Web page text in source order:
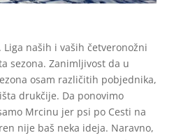
naših i vaših četveronožni
sezona. Zanimljivost da u
osam različitih pobjednika,
drukčije. Da ponovimo
Mrcinu jer psi po Cesti na
nije baš neka ideja. Naravno,